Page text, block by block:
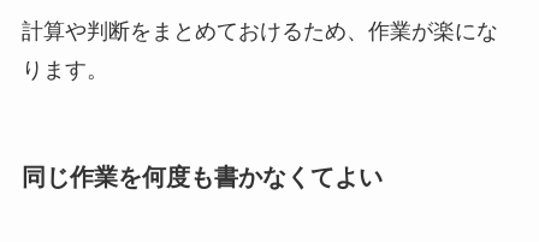
計算や判断をまとめておけるため、作業が楽にな
ります。
同じ作業を何度も書かなくてよい